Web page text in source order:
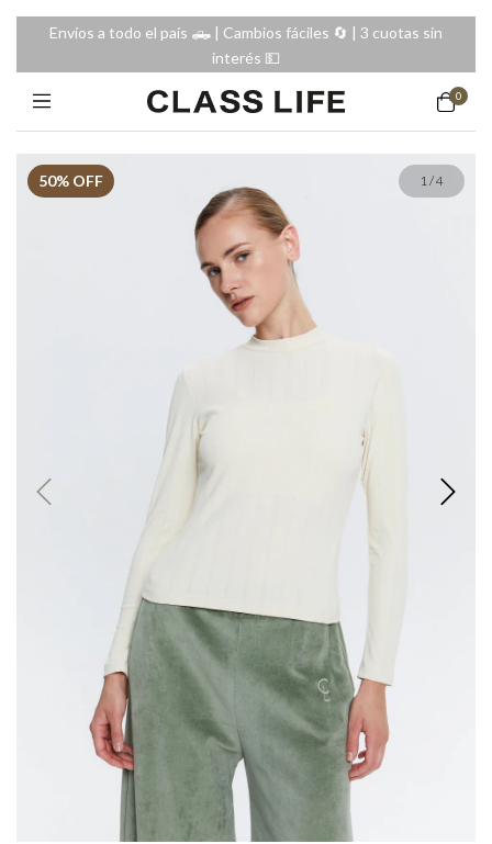
Envíos a todo el país 🛻 | Cambios fáciles 🔄️ | 3 cuotas sin
interés 💵
0
50% OFF 1/4